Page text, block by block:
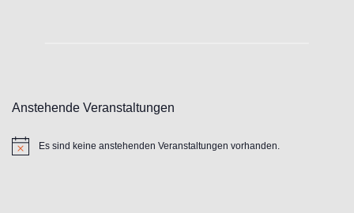
Anstehende Veranstaltungen
HinweisEs sind keine anstehenden Veranstaltungen vorhanden.